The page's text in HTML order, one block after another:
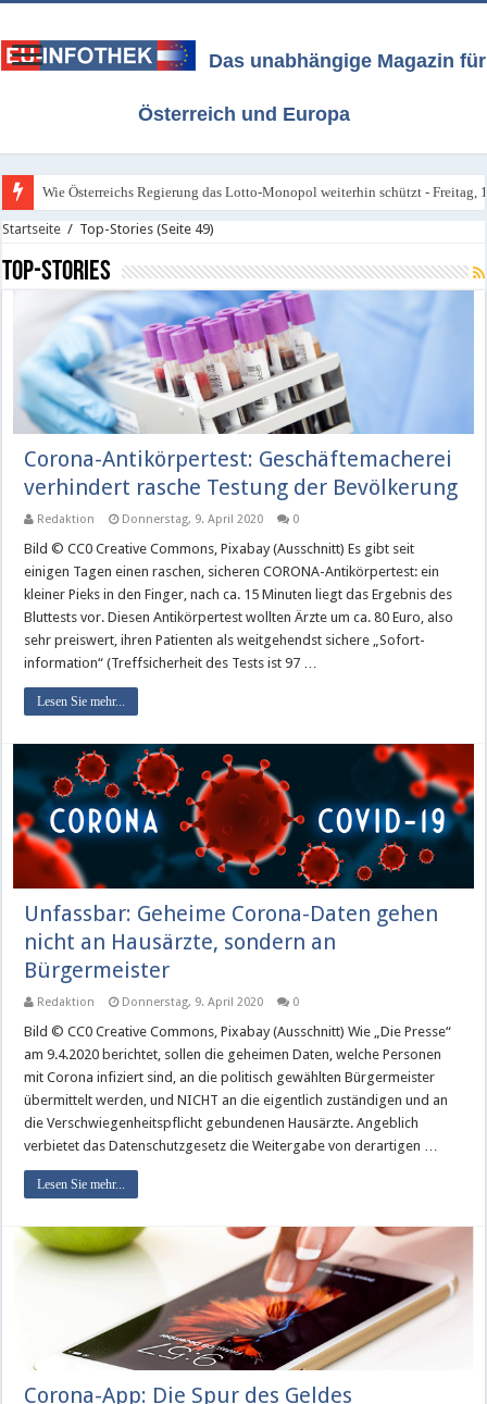
Das unabhängige Magazin für
Österreich und Europa
Wie Österreichs Regierung das Lotto-Monopol weiterhin schützt - Freitag,
Kleines Glücksspiel: Legalisierung gestoppt - Montag, 6. Juli 2026
Startseite / Top-Stories (Seite 49)
Top-Stories
Corona-Antikörpertest: Geschäftemacherei
verhindert rasche Testung der Bevölkerung
Redaktion Donnerstag, 9. April 2020 0
Bild © CC0 Creative Commons, Pixabay (Ausschnitt) Es gibt seit
einigen Tagen einen raschen, sicheren CORONA-Antikörpertest: ein
kleiner Pieks in den Finger, nach ca. 15 Minuten liegt das Ergebnis des
Bluttests vor. Diesen Antikörpertest wollten Ärzte um ca. 80 Euro, also
sehr preiswert, ihren Patienten als weitgehendst sichere „Sofort-
information“ (Treffsicherheit des Tests ist 97 …
Lesen Sie mehr...
Unfassbar: Geheime Corona-Daten gehen
nicht an Hausärzte, sondern an
Bürgermeister
Redaktion Donnerstag, 9. April 2020 0
Bild © CC0 Creative Commons, Pixabay (Ausschnitt) Wie „Die Presse“
am 9.4.2020 berichtet, sollen die geheimen Daten, welche Personen
mit Corona infiziert sind, an die politisch gewählten Bürgermeister
übermittelt werden, und NICHT an die eigentlich zuständigen und an
die Verschwiegenheitspflicht gebundenen Hausärzte. Angeblich
verbietet das Datenschutzgesetz die Weitergabe von derartigen …
Lesen Sie mehr...
Corona-App: Die Spur des Geldes